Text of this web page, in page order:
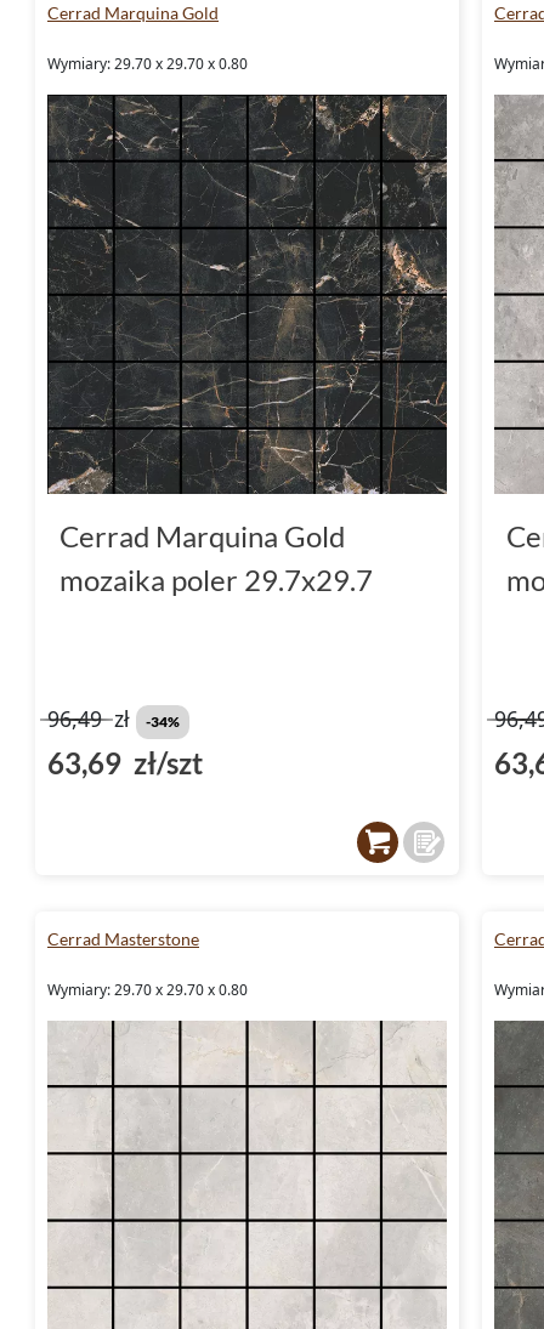
Cerrad Marquina Gold
Wymiary: 29.70 x 29.70 x 0.80
Cerrad Marquina Gold
mozaika poler 29.7x29.7
96,49zł -34%
63,69 zł/szt
Cerrad Masterstone
Wymiary: 29.70 x 29.70 x 0.80